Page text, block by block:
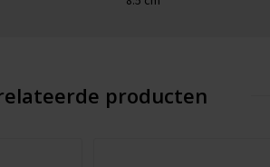
producten